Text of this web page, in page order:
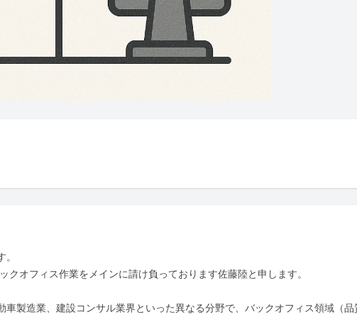
クオフィス作業をメインに請け負っております佐藤陸と申します。
車製造業、建設コンサル業界といった異なる分野で、バックオフィス領域（品